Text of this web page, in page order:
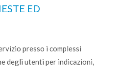
ED
presso i complessi
degli utenti per indicazioni,